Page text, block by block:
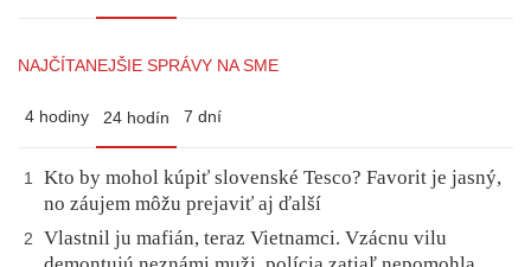
NAJČÍTANEJŠIE SPRÁVY NA SME
4 hodiny 24 hodín 7 dní
1
Kto by mohol kúpiť slovenské Tesco? Favorit je jasný,
no záujem môžu prejaviť aj ďalší
2
Vlastnil ju mafián, teraz Vietnamci. Vzácnu vilu